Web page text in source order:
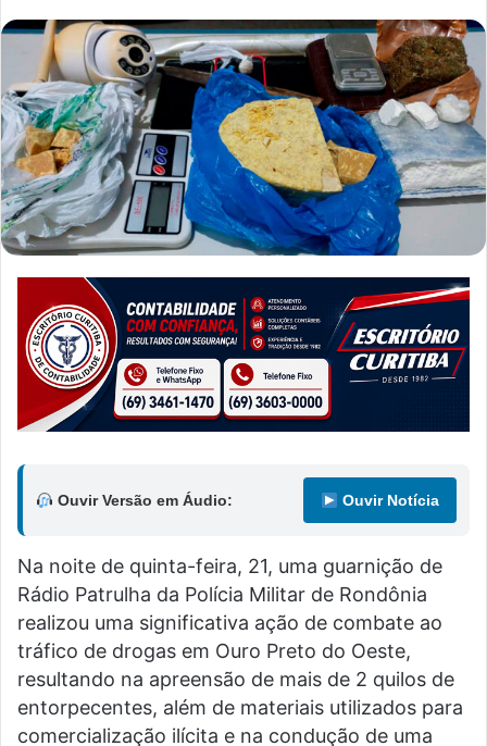
Ouvir Versão em Áudio: Ouvir Notícia
Na noite de quinta-feira, 21, uma guarnição de
Rádio Patrulha da Polícia Militar de Rondônia
realizou uma significativa ação de combate ao
tráfico de drogas em Ouro Preto do Oeste,
resultando na apreensão de mais de 2 quilos de
entorpecentes, além de materiais utilizados para
comercialização ilícita e na condução de uma